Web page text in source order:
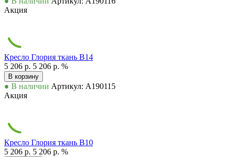
Акция
Кресло Глория ткань В14
5 206 р. 5 206 р. %
В корзину
● В наличии Артикул: А190115
Акция
Кресло Глория ткань В10
5 206 р. 5 206 р. %